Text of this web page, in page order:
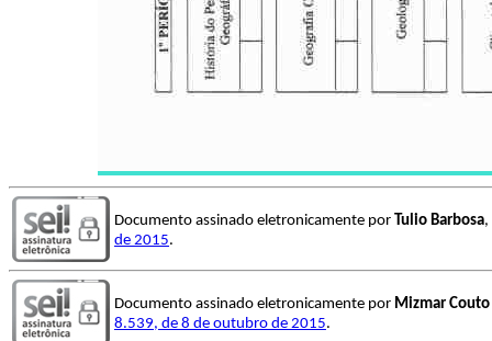
Documento assinado eletronicamente por Tulio Barbosa,
de 2015.
Documento assinado eletronicamente por Mizmar
8.539, de 8 de outubro de 2015.